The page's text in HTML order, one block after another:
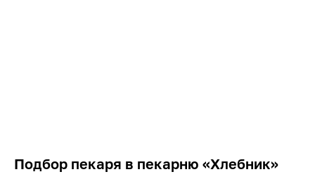
Подбор пекаря в пекарню «Хлебник»